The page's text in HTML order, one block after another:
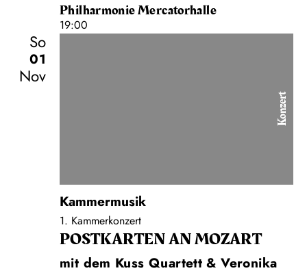
Philharmonie Mercatorhalle
19:00
So
01
Nov
Konzert
Kammermusik
1. Kammerkonzert
POSTKARTEN AN MOZART
mit dem Kuss Quartett & Veronika